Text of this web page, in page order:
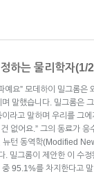
하는 물리학자(1/
예요” 모데하이 밀그롬
말했습니다. 밀그롬은
라고 말하며 우리를 그
없어요.” 그의 동료가 응
뉴턴 동역학(Modified
. 밀그롬이 제안한 이 수
중 95.1%를 차지한다고